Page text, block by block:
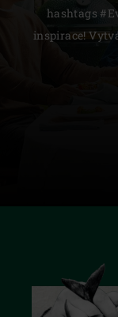
hashtags
inspirace!